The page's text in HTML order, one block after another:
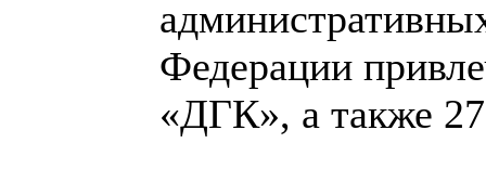
Федерации
«ДГК», а также